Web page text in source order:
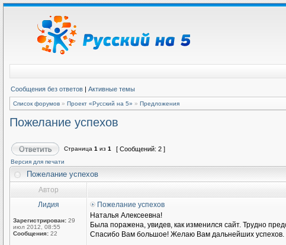
Сообщения без ответов | Активные темы
Список форумов » Проект «Русский на 5» » Предложения
Пожелание успехов
Страница 1 из 1 [ Сообщений: 2 ]
Версия для печати
Пожелание успехов
Автор
Лидия
Зарегистрирован: 29
июл 2012, 08:55
Сообщения: 22
Пожелание успехов
Наталья Алексеевна!
Была поражена, увидев, как изменился сайт. Трудно
Спасибо Вам большое! Желаю Вам дальнейших успехов.